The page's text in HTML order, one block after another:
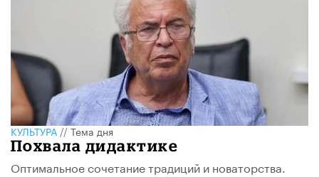
КУЛЬТУРА//Тема дня
Похвала дидактике
Оптимальное сочетание традиций и новаторства.